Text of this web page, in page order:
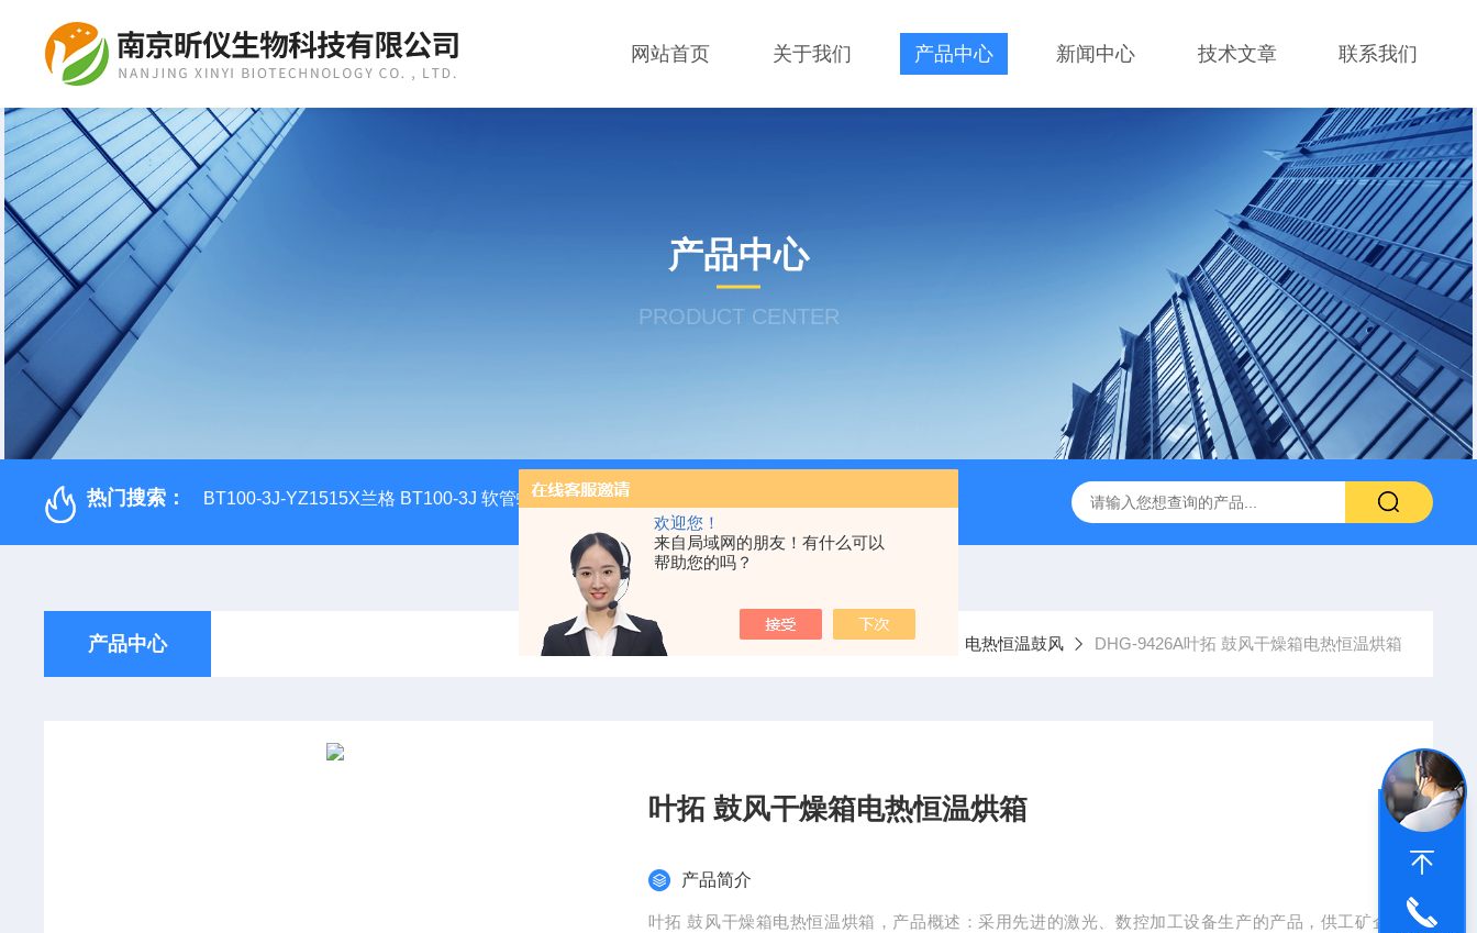
欢迎您！
来自局域网的朋友！有什么可以
帮助您的吗？
网站首页 关于我们 产品中心 新闻中心 技术文章 联系我们
产品中心
PRODUCT CENTER
热门搜索： BT100-3J-YZ1515X兰格 BT100-3J 软管蠕动泵 LDS-1G上海青浦绿洲粮食谷物水分测定仪 叶拓 MGC-1000P 恒温恒湿光照培养箱 LRH-300DB叶拓
产品中心 当前位置： 首页 产品中心 干燥箱 电热恒温鼓风 DHG-9426A叶拓 鼓风干燥箱电热恒温烘箱
叶拓 鼓风干燥箱电热恒温烘箱
产品简介
叶拓 鼓风干燥箱电热恒温烘箱，产品概述：采用先进的激光、数控加工设备生产的产品，供工矿企